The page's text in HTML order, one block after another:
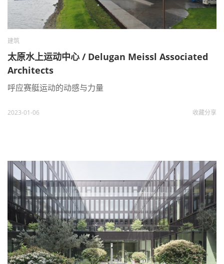
建筑
太原水上运动中心 / Delugan Meissl Associated
Architects
呼应赛艇运动的动感与力量
2023-01-06 收藏分享